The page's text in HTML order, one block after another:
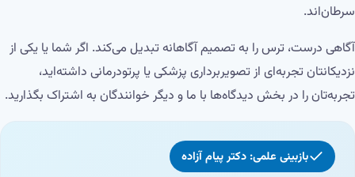
سرطان‌اند.
آگاهی درست، ترس را به تصمیم آگاهانه تبدیل می‌کند. اگر شما یا یکی از
نزدیکانتان تجربه‌ای از تصویربرداری پزشکی یا پرتودرمانی داشته‌اید،
تجربه‌تان را در بخش دیدگاه‌ها با ما و دیگر خوانندگان به اشتراک بگذارید.
بازبینی علمی: دکتر پیام آزاده